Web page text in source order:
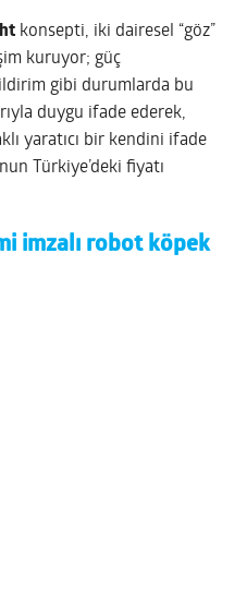
konsepti, iki dairesel “göz”
kuruyor; güç
gibi durumlarda bu
duygu ifade ederek,
yaratıcı bir kendini ifade
Türkiye’deki fiyatı
imzalı robot köpek